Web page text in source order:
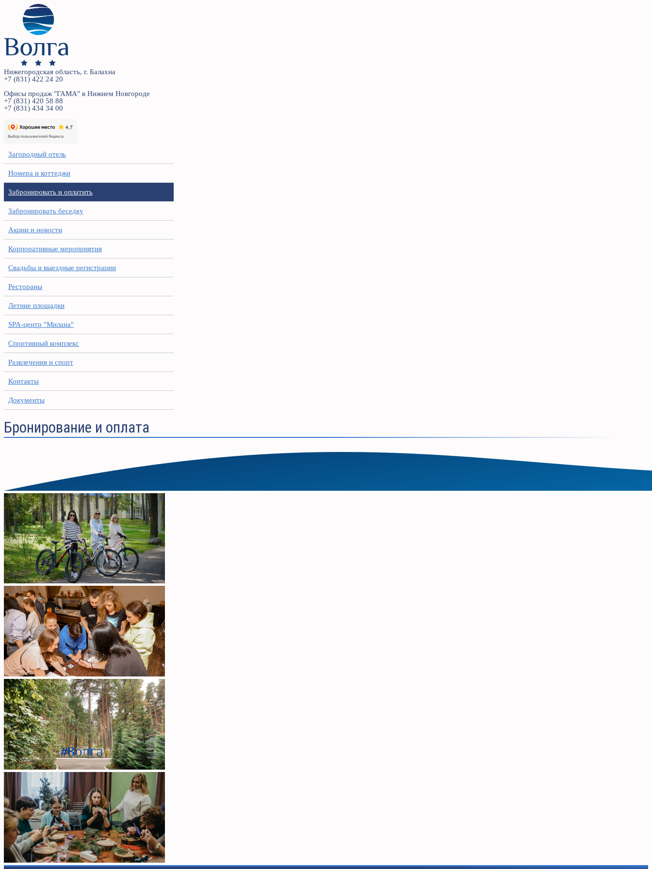
Нижегородская область, г. Балахна
+7 (831) 422 24 20
Офисы продаж "ГАМА" в Нижнем Новгороде
+7 (831) 420 58 88
+7 (831) 434 34 00
Загородный отель
Номера и коттеджи
Забронировать и оплатить
Забронировать беседку
Акции и новости
Корпоративные мероприятия
Свадьбы и выездные регистрации
Рестораны
Летние площадки
SPA-центр "Милана"
Спортивный комплекс
Развлечения и спорт
Контакты
Документы
Бронирование и оплата